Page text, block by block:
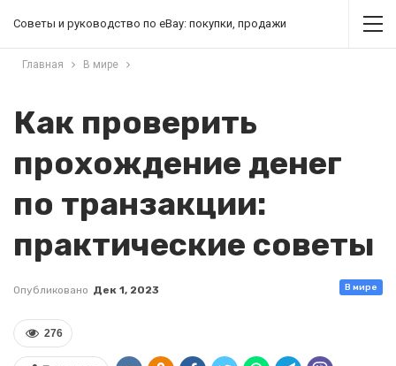
Советы и руководство по eBay: покупки, продажи
Главная В мире
Как проверить
прохождение денег
по транзакции:
практические советы
В мире
Опубликовано Дек 1, 2023
276